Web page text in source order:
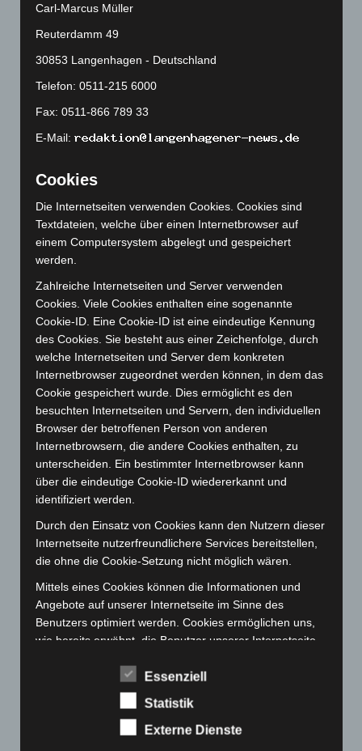
Juni 2024(107)
Mai 2024(149)
April 2024(102)
März 2024(103)
Februar 2024(103)
Januar 2024
(111)
November 2023
Oktober 2023(114)
September 2023(133)
(134)
Juni 2023(142)
Mai 2023(139)
März 2023(174)
Februar 2023(154)
Januar 2023
(140)
Dezember 2022(130)
November 2022 (167)
Oktober 2022(166)
September 2022
(205)
August 2022(166)
Juli 2022(133)
Juni 2022(167)
Mai 2022
April 2022(198)
(189)
(204)
Carl-Marcus Müller
Reuterdamm 49
30853 Langenhagen - Deutschland
Telefon: 0511-215 6000
Fax: 0511-866 789 33
E-Mail:
Cookies
Die Internetseiten verwenden Cookies. Cookies sind
Textdateien, welche über einen Internetbrowser auf
einem Computersystem abgelegt und gespeichert
werden.
Zahlreiche Internetseiten und Server verwenden
Cookies. Viele Cookies enthalten eine sogenannte
Cookie-ID. Eine Cookie-ID ist eine eindeutige Kennung
des Cookies. Sie besteht aus einer Zeichenfolge, durch
welche Internetseiten und Server dem konkreten
Internetbrowser zugeordnet werden können, in dem das
Cookie gespeichert wurde. Dies ermöglicht es den
besuchten Internetseiten und Servern, den individuellen
Browser der betroffenen Person von anderen
Internetbrowsern, die andere Cookies enthalten, zu
unterscheiden. Ein bestimmter Internetbrowser kann
über die eindeutige Cookie-ID wiedererkannt und
identifiziert werden.
Durch den Einsatz von Cookies kann den Nutzern dieser
Internetseite nutzerfreundlichere Services bereitstellen,
die ohne die Cookie-Setzung nicht möglich wären.
Mittels eines Cookies können die Informationen und
Angebote auf unserer Internetseite im Sinne des
Benutzers optimiert werden. Cookies ermöglichen uns,
wie bereits erwähnt, die Benutzer unserer Internetseite
es, den Nutzern die Verwendung unserer Internetseite
zu erleichtern. Der Benutzer einer Internetseite, die
Cookies verwendet, muss beispielsweise nicht bei jedem
Besuch der Internetseite erneut seine Zugangsdaten
Essenziell
Statistik
Externe Dienste